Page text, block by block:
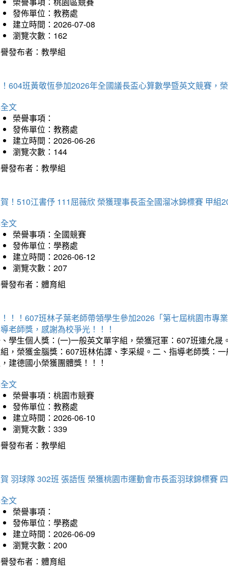
發佈單位：教務處
建立時間：2026-07-08
瀏覽次數：162
發布者：教學組
604班黃敬恆參加2026年全國議長盃心算數學暨英文競賽，
文
榮譽事項：
發佈單位：教務處
建立時間：2026-06-26
瀏覽次數：144
發布者：教學組
！510江書伃 111屈薇欣 榮獲理事長盃全國溜冰錦標賽 甲組
文
榮譽事項：全國競賽
發佈單位：學務處
建立時間：2026-06-12
瀏覽次數：207
發布者：體育組
！！607班林子葉老師帶領學生參加2026「第七屆桃園市專
老師獎，感謝為校爭光！！！
學生個人獎：(一)一般英文單字組，榮獲冠軍：607班連允
，榮獲金腦獎：607班林佑譯、李采緹。二、指導老師獎：
建德國小榮獲團體獎！！！
文
榮譽事項：桃園市競賽
發佈單位：教務處
建立時間：2026-06-10
瀏覽次數：339
發布者：教學組
羽球隊 302班 張語恆 榮獲桃園市運動會市長盃羽球錦標賽
文
榮譽事項：
發佈單位：學務處
建立時間：2026-06-09
瀏覽次數：200
發布者：體育組